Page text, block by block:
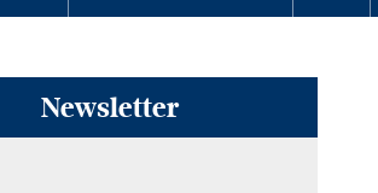
Newsletter